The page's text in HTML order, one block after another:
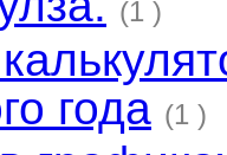
(1 )
года (1 )